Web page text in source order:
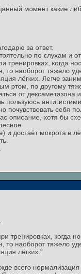
момент какие
за ответ.
по слухам и
тренировках, когда
то наоборот тяжело
лёгких. Легче
ртом, по другому
от дексаметазона
пользуюсь
почувствовать себя
описание, хотя бы
и достаёт мокрота в
тренировках, когда
то наоборот тяжело
лёгких."
всего